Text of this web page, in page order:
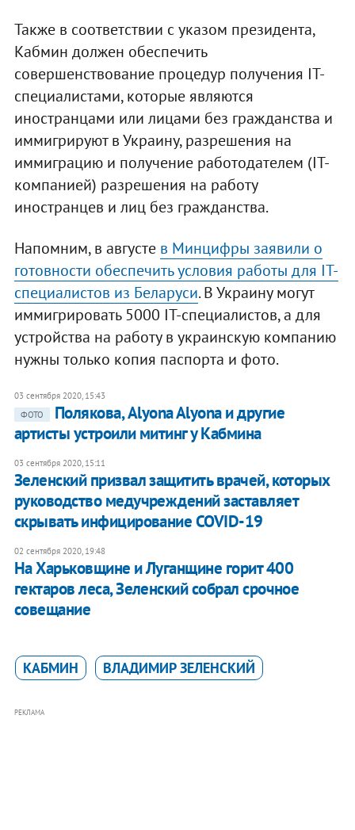
Также в соответствии с указом президента,
Кабмин должен обеспечить
совершенствование процедур получения ІТ-
специалистами, которые являются
иностранцами или лицами без гражданства и
иммигрируют в Украину, разрешения на
иммиграцию и получение работодателем (ІТ-
компанией) разрешения на работу
иностранцев и лиц без гражданства.
Напомним, в августе в Минцифры заявили о
готовности обеспечить условия работы для IT-
специалистов из Беларуси. В Украину могут
иммигрировать 5000 IT-специалистов, а для
устройства на работу в украинскую компанию
нужны только копия паспорта и фото.
03 сентября 2020, 15:43
ФОТО
Полякова, Alyona Alyona и другие
артисты устроили митинг у Кабмина
03 сентября 2020, 15:11
Зеленский призвал защитить врачей, которых
руководство медучреждений заставляет
скрывать инфицирование COVID-19
02 сентября 2020, 19:48
На Харьковщине и Луганщине горит 400
гектаров леса, Зеленский собрал срочное
совещание
КАБМИН ВЛАДИМИР ЗЕЛЕНСКИЙ
РЕКЛАМА